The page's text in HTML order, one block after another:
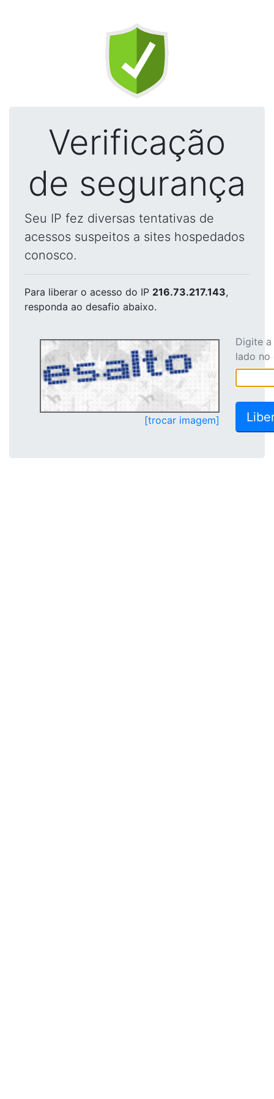
Verificação
de segurança
Seu IP fez diversas tentativas de
acessos suspeitos a sites hospedados
conosco.
Para liberar o acesso do IP 216.73.217.143,
responda ao desafio abaixo.
[trocar imagem]
Digite
lado no